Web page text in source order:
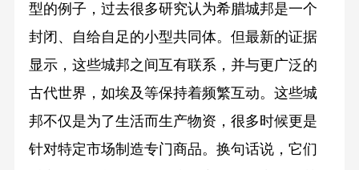
型的例子，过去很多研究认为希腊城邦是一个
封闭、自给自足的小型共同体。但最新的证据
显示，这些城邦之间互有联系，并与更广泛的
古代世界，如埃及等保持着频繁互动。这些城
邦不仅是为了生活而生产物资，很多时候更是
针对特定市场制造专门商品。换句话说，它们